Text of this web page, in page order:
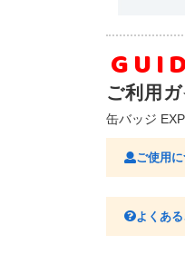
ご利用
缶バッジ
ご使用
よくあ